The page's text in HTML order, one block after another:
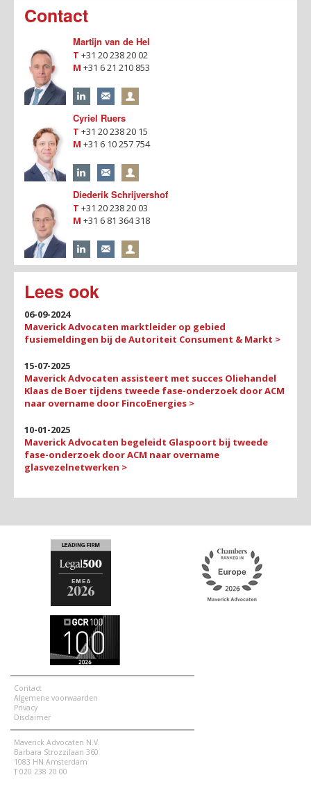
Contact
Martijn van de Hel
T +31 20 238 20 02
M +31 6 21 210 853
Cyriel Ruers
T +31 20 238 20 15
M +31 6 10 257 754
Diederik Schrijvershof
T +31 20 238 20 03
M +31 6 81 364 318
Lees ook
06-09-2024
Maverick Advocaten marktleider op gebied
fusiemeldingen bij de Autoriteit Consument & Markt >
15-07-2025
Maverick Advocaten assisteert met succes Oliehandel
Klaas de Boer tijdens tweede fase-onderzoek door ACM
naar overname door FincoEnergies >
10-01-2025
Maverick Advocaten begeleidt Glaspoort bij tweede
fase-onderzoek door ACM naar overname
glasvezelnetwerken >
Contact
Algemene voorwaarden
Privacy
Disclaimer
Maverick Advocaten N.V.
Barbara Strozzilaan 360
1083 HN Amsterdam
T 020 238 20 00